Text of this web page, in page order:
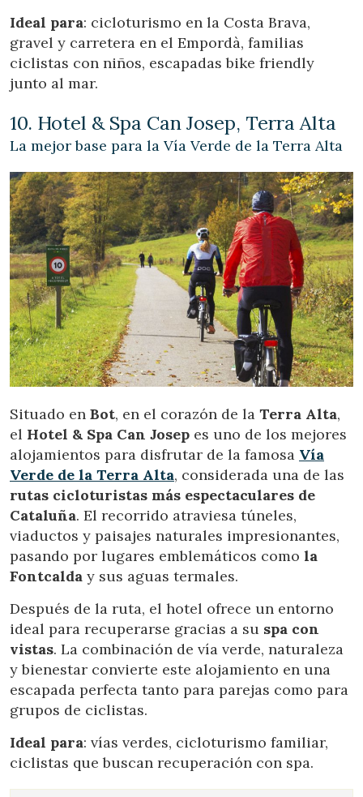
Ideal para: cicloturismo en la Costa Brava,
gravel y carretera en el Empordà, familias
ciclistas con niños, escapadas bike friendly
junto al mar.
10. Hotel & Spa Can Josep, Terra Alta
La mejor base para la Vía Verde de la Terra Alta
Situado en Bot, en el corazón de la Terra Alta,
el Hotel & Spa Can Josep es uno de los mejores
alojamientos para disfrutar de la famosa Vía
Verde de la Terra Alta, considerada una de las
rutas cicloturistas más espectaculares de
Cataluña. El recorrido atraviesa túneles,
viaductos y paisajes naturales impresionantes,
pasando por lugares emblemáticos como la
Fontcalda y sus aguas termales.
Después de la ruta, el hotel ofrece un entorno
ideal para recuperarse gracias a su spa con
vistas. La combinación de vía verde, naturaleza
y bienestar convierte este alojamiento en una
escapada perfecta tanto para parejas como para
grupos de ciclistas.
Ideal para: vías verdes, cicloturismo familiar,
ciclistas que buscan recuperación con spa.